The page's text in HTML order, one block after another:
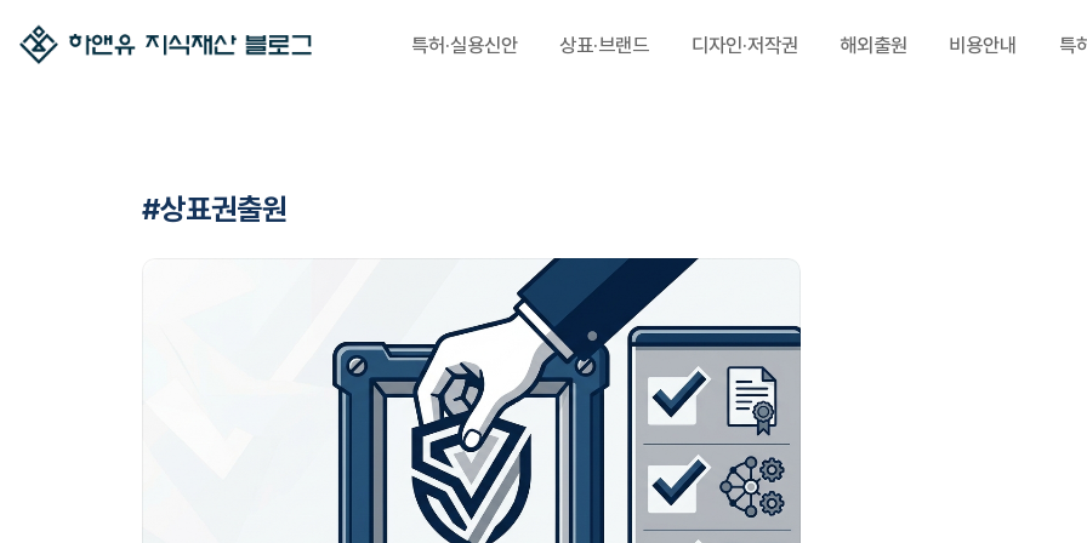
특허·실용신안 상표·브랜드 디자인·저작권 해외출원 비용안내 특
#상표권출원